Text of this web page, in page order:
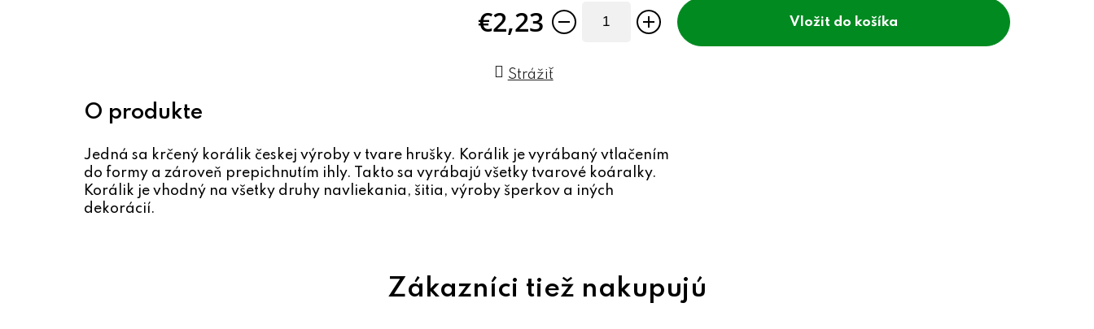
€2,23 do košíka
Strážiť
Jedná sa krčený korálik českej výroby v tvare hrušky. Korálik je vyrábaný vtlačením
do formy a zároveň prepichnutím ihly. Takto sa vyrábajú všetky tvarové koáralky.
Korálik je vhodný na všetky druhy navliekania, šitia, výroby šperkov a iných
dekorácií.